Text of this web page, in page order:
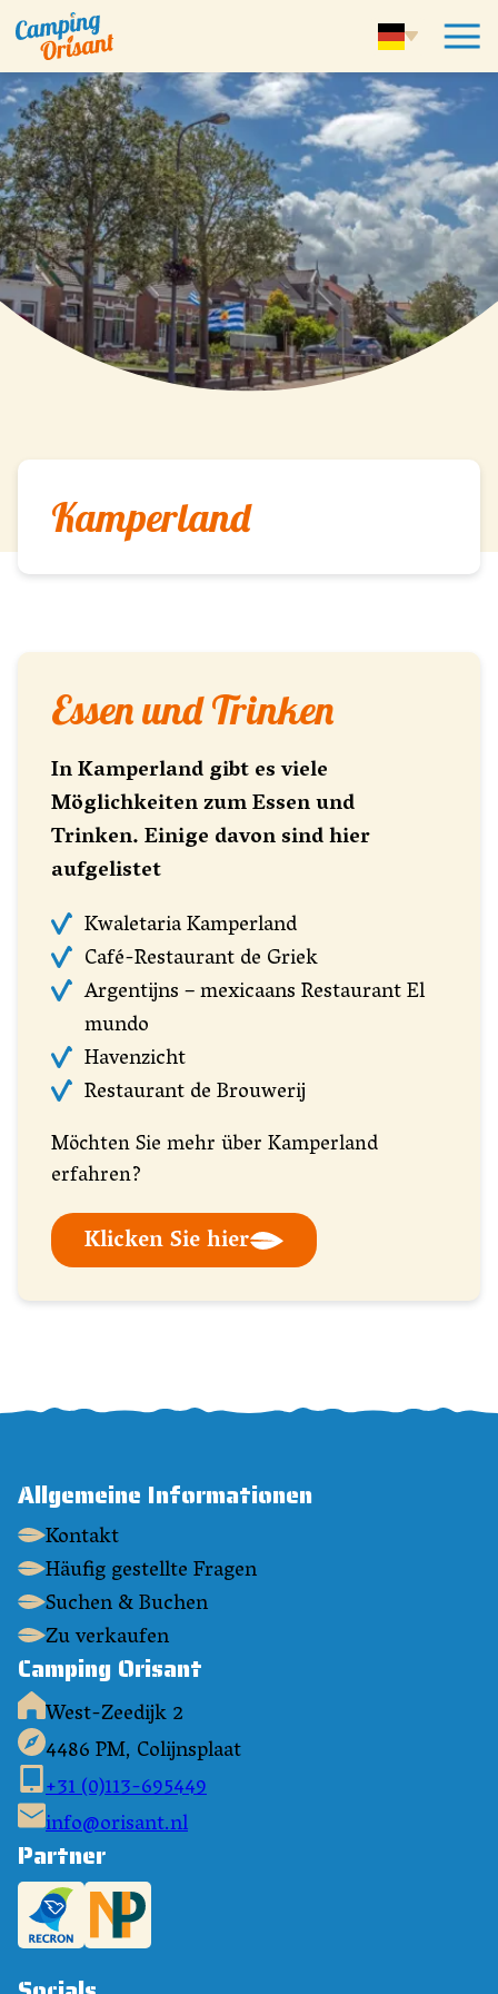
Kamperland
Essen und Trinken
In Kamperland gibt es viele
Möglichkeiten zum Essen und
Trinken. Einige davon sind hier
aufgelistet
Kwaletaria Kamperland
Café-Restaurant de Griek
Argentijns – mexicaans Restaurant El
mundo
Havenzicht
Restaurant de Brouwerij
Möchten Sie mehr über Kamperland
erfahren?
Klicken Sie hier
Camping Orisant
West-Zeedijk 2
4486 PM, Colijnsplaat
+31 (0)113-695449
info@orisant.nl
Allgemeine Informationen
Kontakt
Häufig gestellte Fragen
Suchen & Buchen
Zu verkaufen
Partner